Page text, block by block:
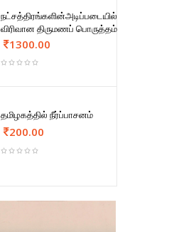
நட்சத்திரங்களின்அடிப்படையில்
விரிவான திருமணப் பொருத்தம்
1300.00
தமிழகத்தில் நீர்ப்பாசனம்
200.00